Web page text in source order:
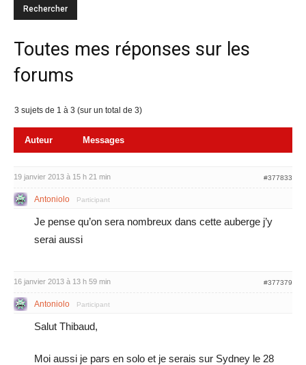
Toutes mes réponses sur les
forums
3 sujets de 1 à 3 (sur un total de 3)
Auteur Messages
19 janvier 2013 à 15 h 21 min #377833
Antoniolo Participant
Je pense qu’on sera nombreux dans cette auberge j’y
serai aussi
16 janvier 2013 à 13 h 59 min #377379
Antoniolo Participant
Salut Thibaud,
Moi aussi je pars en solo et je serais sur Sydney le 28